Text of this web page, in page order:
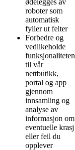
roboter som
automatisk
fyller ut felter
Forbedre og
vedlikeholde
funksjonaliteten
til vår
nettbutikk,
portal og app
gjennom
innsamling og
analyse av
informasjon om
eventuelle krasj
eller feil du
opplever